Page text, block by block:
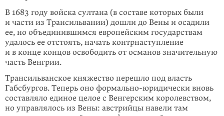
В 1683 году войска султана (в составе которых были
и части из Трансильвании) дошли до Вены и осадили
ее, но объединившимся европейским государствам
удалось ее отстоять, начать контрнаступление
и в конце концов освободить от османов значительную
часть Венгрии.
Трансильванское княжество перешло под власть
Габсбургов. Теперь оно фор­мально-юридически вновь
составляло единое целое с Венгерским королев­ством,
но управлялось из Вены: австрийцы навели там